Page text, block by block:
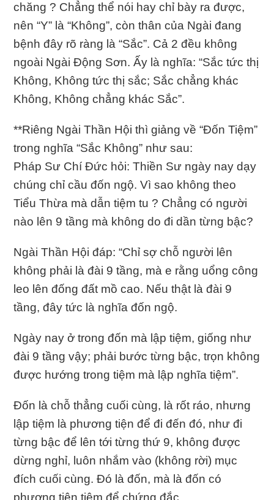
chăng ? Chẳng thể nói hay chỉ bày ra được,
nên “Y” là “Không”, còn thân của Ngài đang
bệnh đây rõ ràng là “Sắc”. Cả 2 đều không
ngoài Ngài Ðộng Sơn. Ấy là nghĩa: “Sắc tức thị
Không, Không tức thị sắc; Sắc chẳng khác
Không, Không chẳng khác Sắc”.
**Riêng Ngài Thần Hội thì giảng về “Ðốn Tiệm”
trong nghĩa “Sắc Không” như sau:
Pháp Sư Chí Ðức hỏi: Thiền Sư ngày nay dạy
chúng chỉ cầu đốn ngộ. Vì sao không theo
Tiểu Thừa mà dẫn tiệm tu ? Chẳng có người
nào lên 9 tầng mà không do đi dần từng bậc?
Ngài Thần Hội đáp: “Chỉ sợ chỗ người lên
không phải là đài 9 tầng, mà e rằng uổng công
leo lên đống đất mồ cao. Nếu thật là đài 9
tầng, đây tức là nghĩa đốn ngộ.
Ngày nay ở trong đốn mà lập tiệm, giống như
đài 9 tầng vậy; phải bước từng bậc, trọn không
được hướng trong tiệm mà lập nghĩa tiệm”.
Ðốn là chỗ thẳng cuối cùng, là rốt ráo, nhưng
lập tiệm là phương tiện để đi đến đó, như đi
từng bậc để lên tới từng thứ 9, không được
dừng nghỉ, luôn nhắm vào (không rời) mục
đích cuối cùng. Ðó là đốn, mà là đốn có
phương tiện tiệm để chứng đắc.